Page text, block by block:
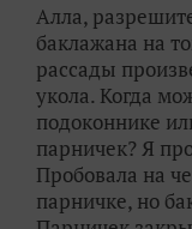
Алла,
баклажана на
рассады
укола. Когда
подоконнике
парничек? Я
Пробовала на
парничке, но